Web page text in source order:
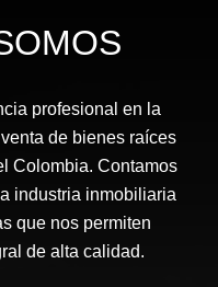
profesional en la
de bienes raíces
Colombia. Contamos
industria inmobiliaria
que nos permiten
de alta calidad.